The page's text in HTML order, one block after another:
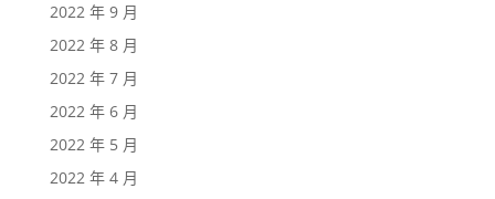
2022 年 9 月
2022 年 8 月
2022 年 7 月
2022 年 6 月
2022 年 5 月
2022 年 4 月